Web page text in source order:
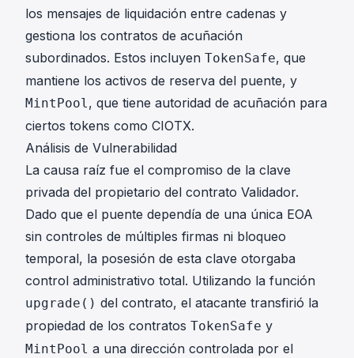
los mensajes de liquidación entre cadenas y
gestiona los contratos de acuñación
subordinados. Estos incluyen TokenSafe, que
mantiene los activos de reserva del puente, y
MintPool, que tiene autoridad de acuñación para
ciertos tokens como CIOTX.
Análisis de Vulnerabilidad
La causa raíz fue el compromiso de la clave
privada del propietario del contrato Validador.
Dado que el puente dependía de una única EOA
sin controles de múltiples firmas ni bloqueo
temporal, la posesión de esta clave otorgaba
control administrativo total. Utilizando la función
upgrade() del contrato, el atacante transfirió la
propiedad de los contratos TokenSafe y
MintPool a una dirección controlada por el